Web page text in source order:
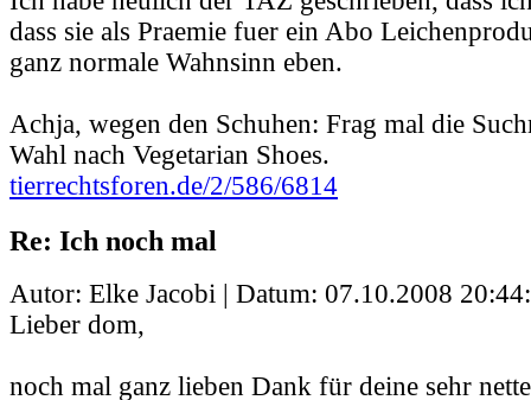
dass sie als Praemie fuer ein Abo
ganz normale Wahnsinn eben.
Achja, wegen den Schuhen: Frag mal die
Wahl nach Vegetarian Shoes.
tierrechtsforen.de/2/586/6814
Re: Ich noch mal
Autor: Elke Jacobi | Datum: 07.10.2008
Lieber dom,
noch mal ganz lieben Dank für deine sehr